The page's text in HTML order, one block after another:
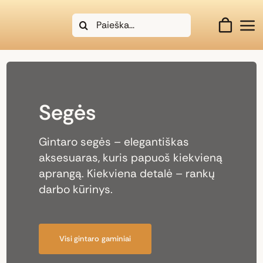
Search
for:
Segės
Gintaro segės – elegantiškas
aksesuaras, kuris papuoš kiekvieną
aprangą. Kiekviena detalė – rankų
darbo kūrinys.
Visi gintaro gaminiai